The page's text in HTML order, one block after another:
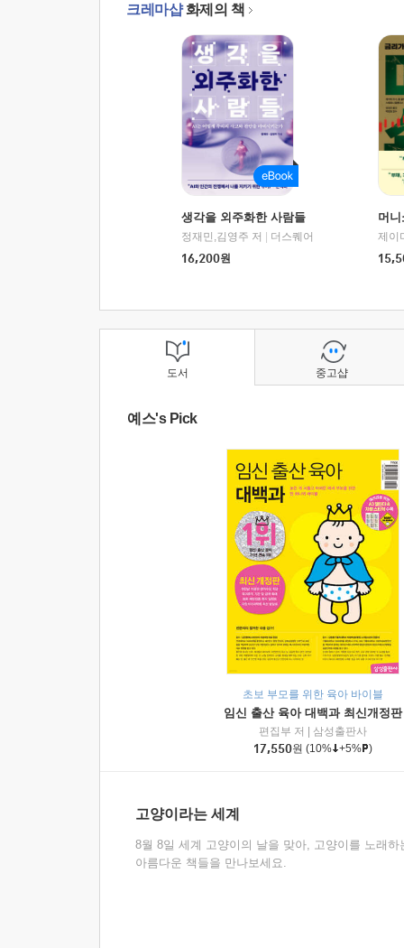
크레마샵화제의 책
생각을 외주화한 사람들
정재민,김영주 저
더스퀘어
16,200원
머
도서
예스's Pick
초보 부모를 위한 육아 바이블
임신 출산 육아 대백과 최신개정판
편집부 저
삼성출판사
17,550원 (10% +5% )
고양이라는 세계
8월 8일 세계 고양이의 날을 맞아, 고양이를 노래하
아름다운 책들을 만나보세요.
중고샵